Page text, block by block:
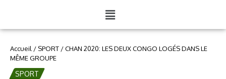
Accueil / SPORT /CHAN 2020: LES DEUX CONGO LOGÉS DANS LE
MÊME GROUPE
SPORT